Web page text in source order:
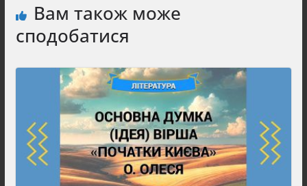
Вам також може
сподобатися